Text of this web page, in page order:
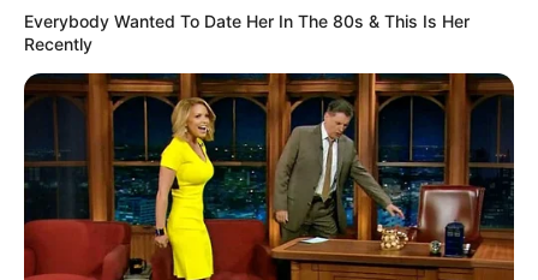
Everybody Wanted To Date Her In The 80s & This Is Her
Recently